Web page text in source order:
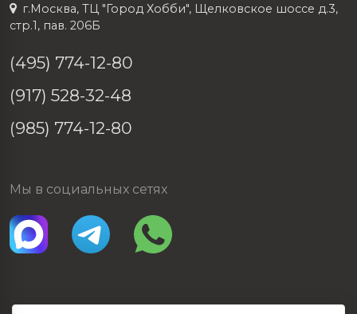
г.Москва, ТЦ "Город Хобби", Щелковское шоссе д.3,
стр.1, пав. 206Б
(495) 774-12-80
(917) 528-32-48
(985) 774-12-80
Мы в социальных сетях